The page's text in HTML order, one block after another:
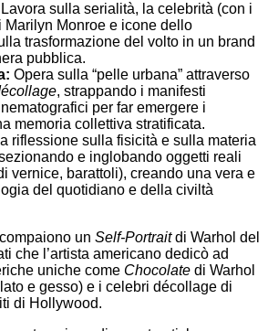
Lavora sulla serialità, la celebrità (con i
Marilyn Monroe e icone dello
trasformazione del volto in un brand
pubblica.
Opera sulla “pelle urbana” attraverso
, strappando i manifesti
per far emergere i
memoria collettiva stratificata.
riflessione sulla fisicità e sulla materia
e inglobando oggetti reali
vernice, barattoli), creando una vera e
del quotidiano e della civiltà
un Self-Portraitdi Warhol del
che l’artista americano dedicò ad
uniche come Chocolate di Warhol
e gesso) e i celebri décollage di
di Hollywood.